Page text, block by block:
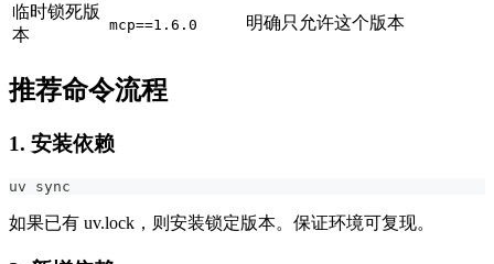
临时锁死版
本
mcp==1.6.0 明确只允许这个版本
推荐命令流程
1. 安装依赖
uv sync
如果已有 uv.lock，则安装锁定版本。保证环境可复现。